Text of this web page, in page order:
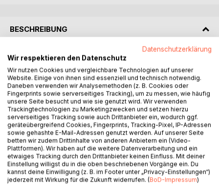
BESCHREIBUNG
Es gibt Worte, die nicht gelehrt werden können. Sie
müssen erinnert werden. Aus einer Tiefe, die älter ist als
alle Götter. Dieses Buch ist kein Buch. Es ist ein
Schwellenwächter.
Die hier versammelten Aphorismen sind keine Gedanken.
Sie sind Blitze. Wortfetzen, die durch den Schleier der
Gewohnheit fahren und das Unvermeidliche enthüllen: dass
alle Götter Schatten waren. Vorstufen. Fingerzeige auf
etwas, das weder benannt noch angebetet werden kann.
Das Übergöttliche ist das geheime Wort des neuen Äons.
Es bezeichnet eine Weisheit, die über das Irdische
hinausragt, über das Menschliche, über das Göttliche
selbst, hinaus in jene namenlose Stille, wo Erkenntnis
Datenschutzerklärung
Wir respektieren den Datenschutz
Wir nutzen Cookies und vergleichbare Technologien auf unserer
Website. Einige von ihnen sind essenziell und technisch notwendig.
Daneben verwenden wir Analysemethoden (z. B. Cookies oder
Fingerprints sowie serverseitiges Tracking), um zu messen, wie häufig
unsere Seite besucht und wie sie genutzt wird. Wir verwenden
Trackingtechnologien zu Marketingzwecken und setzen hierzu
serverseitiges Tracking sowie auch Drittanbieter ein, wodurch ggf.
geräteübergreifend Cookies, Fingerprints, Tracking-Pixel, IP-Adressen
sowie gehashte E-Mail-Adressen genutzt werden. Auf unserer Seite
betten wir zudem Drittinhalte von anderen Anbietern ein (Video-
Plattformen). Wir haben auf die weitere Datenverarbeitung und ein
etwaiges Tracking durch den Drittanbieter keinen Einfluss. Mit deiner
Einstellung willigst du in die oben beschriebenen Vorgänge ein. Du
kannst deine Einwilligung (z. B. im Footer unter „Privacy-Einstellungen“)
jederzeit mit Wirkung für die Zukunft widerrufen. (BoD-Impressum)